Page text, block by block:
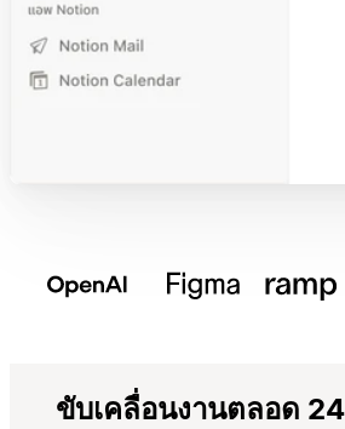
ขับเคลื่อนงานตลอด